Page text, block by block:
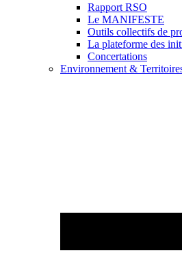
Rapport RSO
Le MANIFESTE
Outils collectifs de
La plateforme des
Concertations
Environnement &